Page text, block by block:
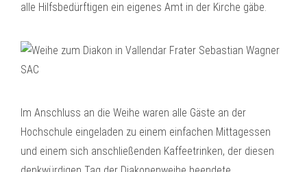
alle Hilfsbedürftigen ein eigenes Amt in der Kirche gäbe.
Im Anschluss an die Weihe waren alle Gäste an der
Hochschule eingeladen zu einem einfachen Mittagessen
und einem sich anschließenden Kaffeetrinken, der diesen